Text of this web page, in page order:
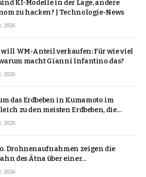
KI-Modelle in der Lage, andere
zu hacken? | Technologie-News
2026
will WM-Anteil verkaufen: Für wie viel
macht Gianni Infantino das?
2026
das Erdbeben in Kumamoto im
zu den meisten Erdbeben, die
erschütterten, ungewöhnlich ist
2026
Drohnenaufnahmen zeigen die
des Ätna über einer
2026